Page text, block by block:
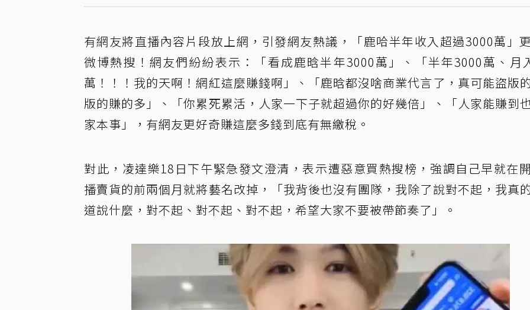
有網友將直播內容片段放上網，引發網友熱議，「鹿哈半年收入超過3000萬」
微博熱搜！網友們紛紛表示：「看成鹿晗半年3000萬」、「半年3000萬、月
萬！！！我的天啊！網紅這麼賺錢啊」、「鹿晗都沒啥商業代言了，真可能盜版
版的賺的多」、「你累死累活，人家一下子就超過你的好幾倍」、「人家能賺到
家本事」，有網友更好奇賺這麼多錢到底有無繳稅。
對此，凌達樂18日下午緊急發文澄清，表示遭惡意買熱搜榜，強調自己早就在
播賣貨的前兩個月就將藝名改掉，「我背後也沒有團隊，我除了說對不起，我真
道說什麼，對不起、對不起、對不起，希望大家不要被帶節奏了」。